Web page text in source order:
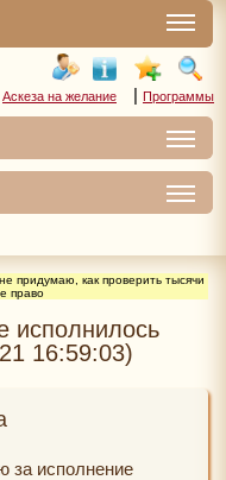
Аскеза на желание | Программы
придумаю, как проверить тысячи
право
исполнилось
16:59:03)
за исполнение